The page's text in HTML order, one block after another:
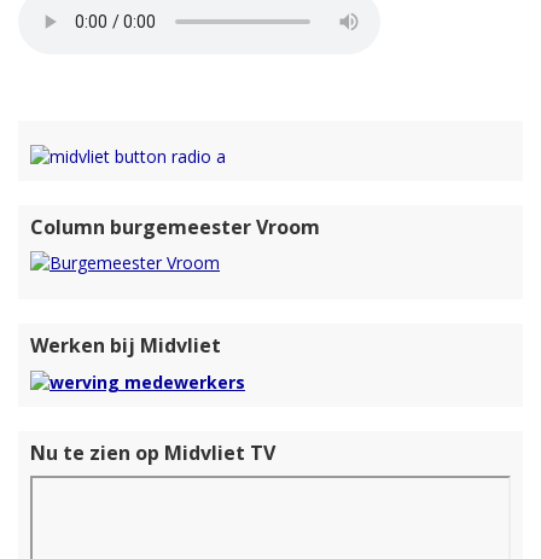
Column burgemeester Vroom
Werken bij Midvliet
Nu te zien op Midvliet TV